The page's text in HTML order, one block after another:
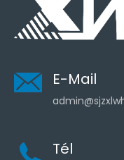
E-Mail
Tél